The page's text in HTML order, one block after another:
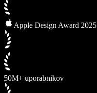
Apple Design Award 2025
50M+ uporabnikov